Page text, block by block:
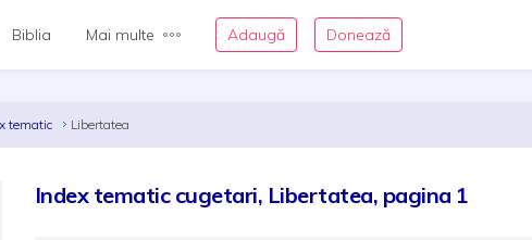
Biblia Mai multe Adaugă Donează
tematic Libertatea
Index tematic cugetari, Libertatea, pagina 1